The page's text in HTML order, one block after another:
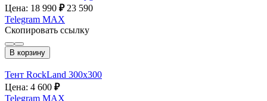
Цена: 18 990 ₽ 23 590
Telegram MAX
Скопировать ссылку
В корзину
Тент RockLand 300x300
Цена: 4 600 ₽
Telegram MAX